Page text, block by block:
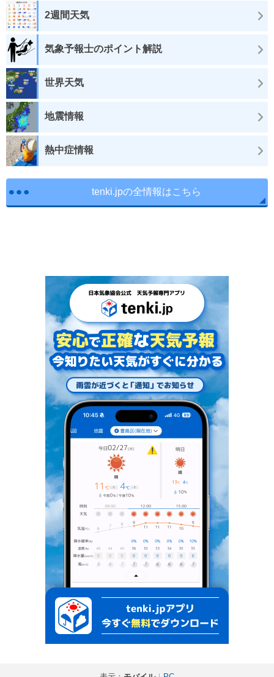
2週間天気
気象予報士のポイント解説
世界天気
地震情報
熱中症情報
tenki.jpの全情報はこちら